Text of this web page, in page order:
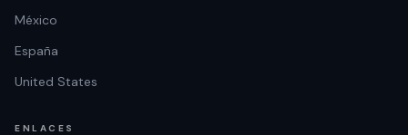
México
España
United States
ENLACES